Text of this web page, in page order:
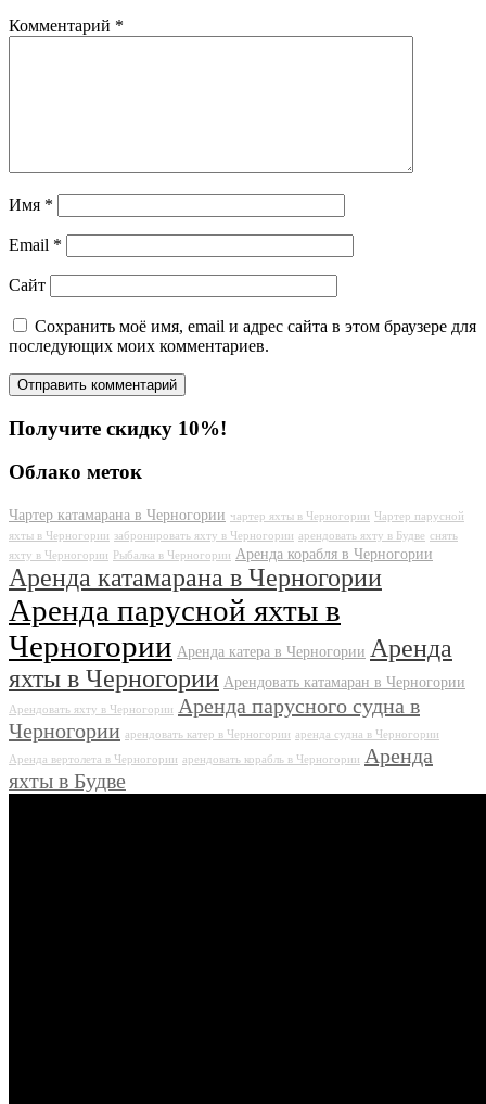
Комментарий *
Имя *
Email *
Сайт
Сохранить моё имя, email и адрес сайта в этом браузере для
последующих моих комментариев.
Получите скидку 10%!
Облако меток
Чартер катамарана в Черногории чартер яхты в Черногории Чартер парусной
яхты в Черногории забронировать яхту в Черногории арендовать яхту в Будве снять
яхту в Черногории
Рыбалка в Черногории Аренда корабля в Черногории
Аренда катамарана в Черногории
Аренда парусной яхты в
Черногории Аренда катера в Черногории Аренда
яхты в Черногории Арендовать катамаран в Черногории
Арендовать яхту в Черногории
Аренда парусного судна в
Черногории арендовать катер в Черногории аренда судна в Черногории
Аренда вертолета в Черногории арендовать корабль в Черногории
Аренда
яхты в Будве